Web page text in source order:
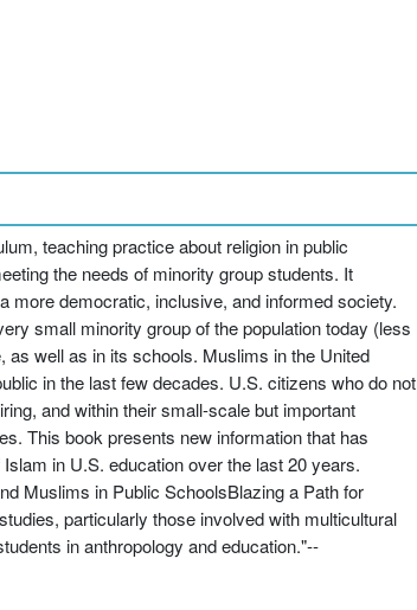
teaching practice about religion in public
the needs of minority group students. It
more democratic, inclusive, and informed society.
small minority group of the population today (less
as well as in its schools. Muslims in the United
in the last few decades. U.S. citizens who do not
and within their small-scale but important
This book presents new information that has
in U.S. education over the last 20 years.
Muslims in Public SchoolsBlazing a Path for
particularly those involved with multicultural
in anthropology and education."--